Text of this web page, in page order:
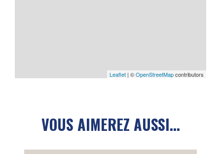
Leaflet | ©OpenStreetMapcontributors
VOUS AIMEREZ AUSSI...